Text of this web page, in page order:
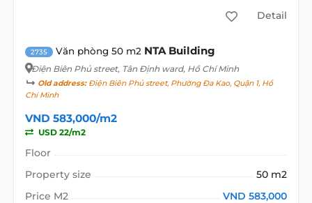
Detail
2735 Văn phòng 50 m2 NTA Building
Điện Biên Phủ street, Tân Định ward, Hồ Chí Minh
Old address:Điện Biên Phủ street, Phường Đa Kao, Quận 1, Hồ
Chí Minh
VND 583,000/m2
USD 22/m2
Floor
Property size
50 m2
Price M2
VND 583,000